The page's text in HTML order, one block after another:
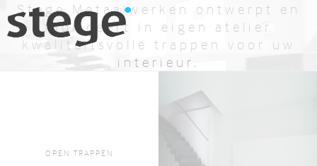
Stege Metaalwerken ontwerpt en
fabriceert in eigen atelier
kwaliteitsvolle trappen voor uw
interieur.
BEKIJK AANBOD
OFFERTE AANVRAGEN
OPEN TRAPPEN